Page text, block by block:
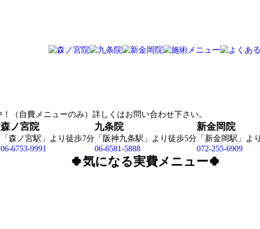
森ノ宮院
「森ノ宮駅」より徒歩7分
06-6753-9991
九条院
「阪神九条駅」より徒歩5分
06-6581-5888
新金岡院
「新金岡駅」よ
072-255-6909
🍀気になる実費メニュー🍀